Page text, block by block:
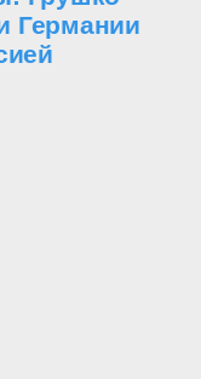
Германии